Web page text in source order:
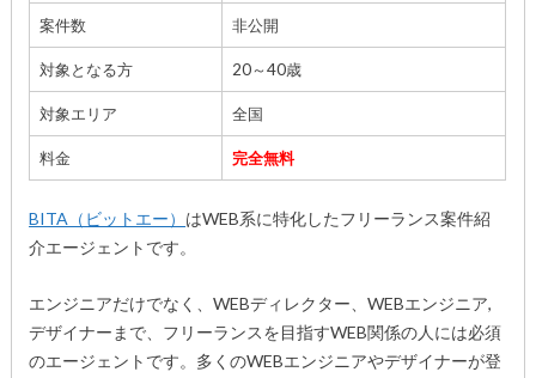
案件数 非公開
対象となる方 20～40歳
対象エリア 全国
料金 完全無料
BITA（ビットエー） はWEB系に特化したフリーランス案件紹
介エージェントです。
エンジニアだけでなく、WEBディレクター、WEBエンジニア,
デザイナーまで、フリーランスを目指すWEB関係の人には必須
のエージェントです。多くのWEBエンジニアやデザイナーが登